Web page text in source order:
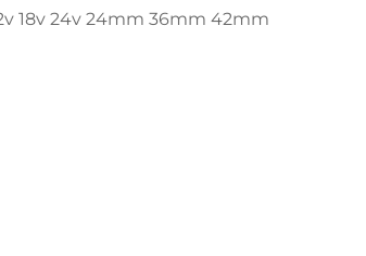
18v 24v 24mm 36mm 42mm